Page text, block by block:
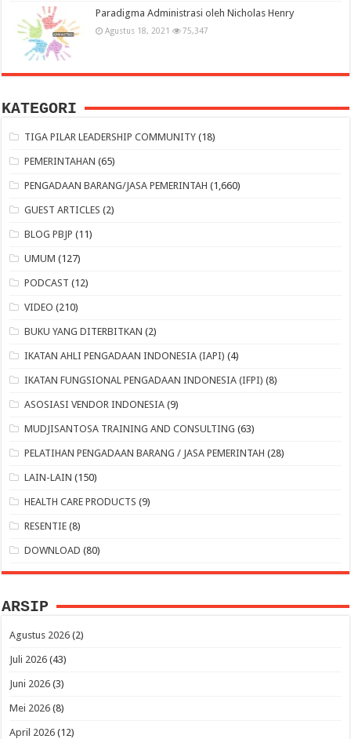
Paradigma Administrasi oleh Nicholas Henry
Agustus 18, 2021 75,347
KATEGORI
TIGA PILAR LEADERSHIP COMMUNITY (18)
PEMERINTAHAN (65)
PENGADAAN BARANG/JASA PEMERINTAH (1,660)
GUEST ARTICLES (2)
BLOG PBJP (11)
UMUM (127)
PODCAST (12)
VIDEO (210)
BUKU YANG DITERBITKAN (2)
IKATAN AHLI PENGADAAN INDONESIA (IAPI) (4)
IKATAN FUNGSIONAL PENGADAAN INDONESIA (IFPI) (8)
ASOSIASI VENDOR INDONESIA (9)
MUDJISANTOSA TRAINING AND CONSULTING (63)
PELATIHAN PENGADAAN BARANG / JASA PEMERINTAH (28)
LAIN-LAIN (150)
HEALTH CARE PRODUCTS (9)
RESENTIE (8)
DOWNLOAD (80)
ARSIP
Agustus 2026 (2)
Juli 2026 (43)
Juni 2026 (3)
Mei 2026 (8)
April 2026 (12)